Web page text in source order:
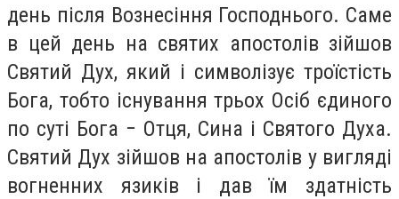
день після Вознесіння Господнього. Саме
в цей день на святих апостолів зійшов
Святий Дух, який і символізує троїстість
Бога, тобто існування трьох Осіб єдиного
по суті Бога − Отця, Сина і Святого Духа.
Святий Дух зійшов на апостолів у вигляді
вогненних язиків і дав їм здатність